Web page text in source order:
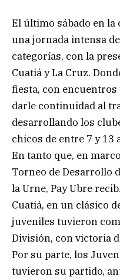
El último sábado en la
una jornada intensa
categorías, con la
Cuatiá y La Cruz.
fiesta, con
darle continuidad al
desarrollando los
chicos de entre 7 y 13
En tanto que, en
Torneo de Desarrollo
la Urne, Pay Ubre
Cuatiá, en un clásico
juveniles tuvieron
División, con victoria
Por su parte, los
tuvieron su partido,